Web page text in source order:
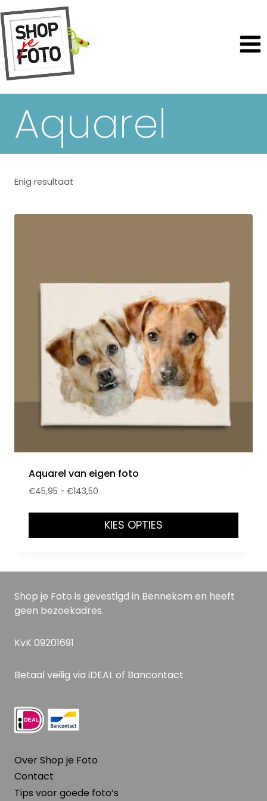
Aquarel
Enig resultaat
Aquarel van eigen foto
€45,95 - €143,50
KIES OPTIES
Shop je Foto is gevestigd in Bennekom en heeft
geen bezoekadres.
KvK 09201691
Betaal veilig via iDEAL of Bancontact
Over Shop je Foto
Contact
Tips voor goede foto’s